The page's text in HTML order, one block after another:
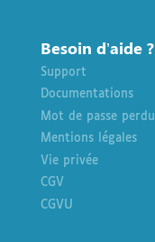
Besoin d’aide ?
Support
Documentations
Mot de passe perdu
Mentions légales
Vie privée
CGV
CGVU